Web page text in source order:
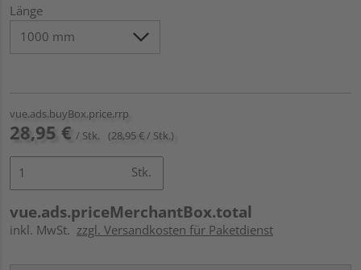
Länge
vue.ads.buyBox.price.rrp
28,95 € / Stk. (28,95 € / Stk.)
Stk.
vue.ads.priceMerchantBox.total
inkl. MwSt. zzgl. Versandkosten für Paketdienst